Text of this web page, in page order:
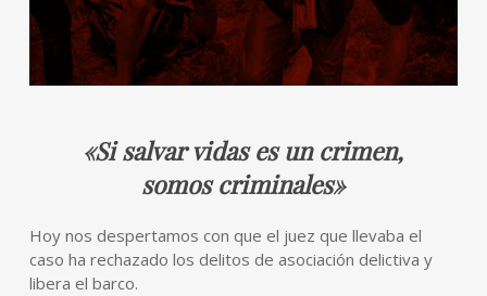
«Si salvar vidas es un crimen,
somos criminales»
Hoy nos despertamos con que el juez que llevaba el
caso ha rechazado los delitos de asociación delictiva y
libera el barco.